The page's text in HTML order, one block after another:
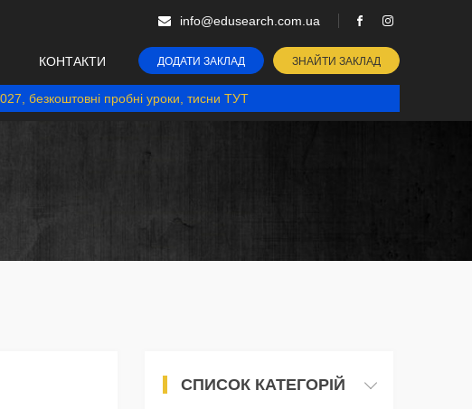
info@edusearch.com.ua
КОНТАКТИ ДОДАТИ ЗАКЛАД ЗНАЙТИ ЗАКЛАД
безкоштовні пробні уроки, тисни ТУТ
СПИСОК КАТЕГОРІЙ